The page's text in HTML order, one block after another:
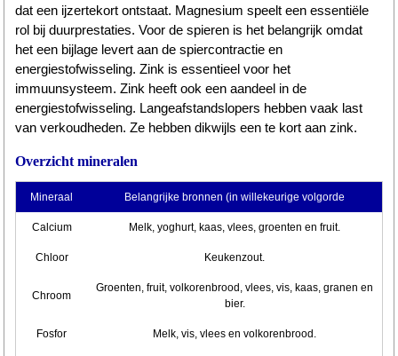
dat een ijzertekort ontstaat. Magnesium speelt een essentiële
rol bij duurprestaties. Voor de spieren is het belangrijk omdat
het een bijlage levert aan de spiercontractie en
energiestofwisseling. Zink is essentieel voor het
immuunsysteem. Zink heeft ook een aandeel in de
energiestofwisseling. Langeafstandslopers hebben vaak last
van verkoudheden. Ze hebben dikwijls een te kort aan zink.
Overzicht mineralen
Mineraal Belangrijke bronnen (in willekeurige volgorde
Calcium Melk, yoghurt, kaas, vlees, groenten en fruit.
Chloor Keukenzout.
Chroom
Groenten, fruit, volkorenbrood, vlees, vis, kaas, granen en
bier.
Fosfor Melk, vis, vlees en volkorenbrood.